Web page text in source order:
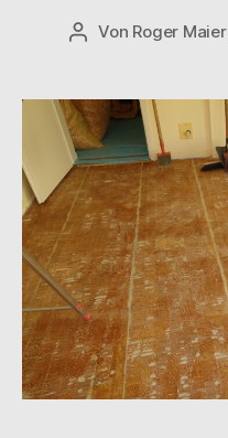
Beitragsautor
Von Roger Maier